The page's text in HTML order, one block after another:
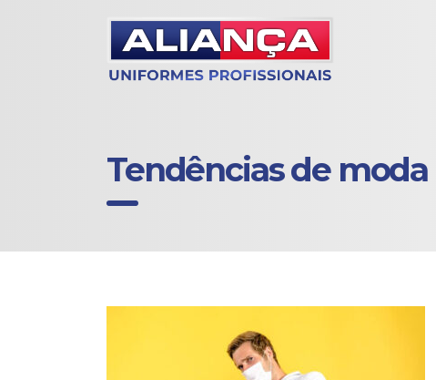
Tendências de moda